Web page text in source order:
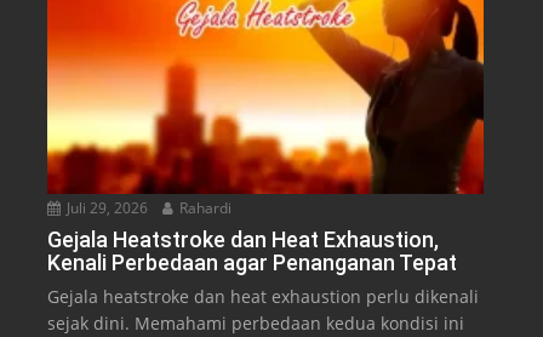
Juli 29, 2026 Rahardi
Gejala Heatstroke dan Heat Exhaustion,
Kenali Perbedaan agar Penanganan Tepat
Gejala heatstroke dan heat exhaustion perlu dikenali
sejak dini. Memahami perbedaan kedua kondisi ini